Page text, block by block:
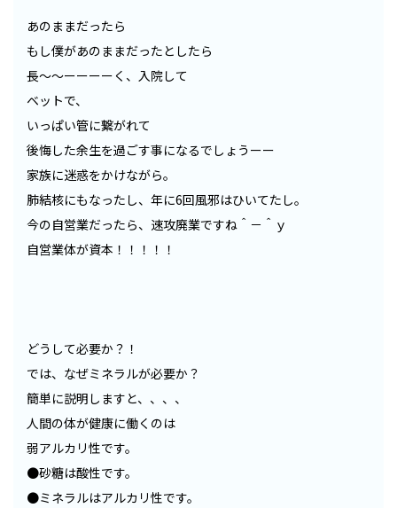
あのままだったら
もし僕があのままだったとしたら
長〜〜ーーーーく、入院して
ベットで、
いっぱい管に繋がれて
後悔した余生を過ごす事になるでしょうーー
家族に迷惑をかけながら。
肺結核にもなったし、年に6回風邪はひいてたし。
今の自営業だったら、速攻廃業ですね＾－＾ｙ
自営業体が資本！！！！！
どうして必要か？！
では、なぜミネラルが必要か？
簡単に説明しますと、、、、
人間の体が健康に働くのは
弱アルカリ性です。
●砂糖は酸性です。
●ミネラルはアルカリ性です。